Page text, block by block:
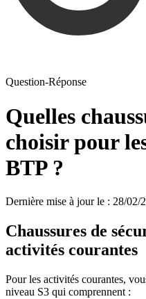
Question-Réponse
Quelles
choisir pour
BTP ?
Dernière mise à jour le : 28/02/
Chaussures de
activités courantes
Pour les activités courantes,
niveau S3 qui comprennent :